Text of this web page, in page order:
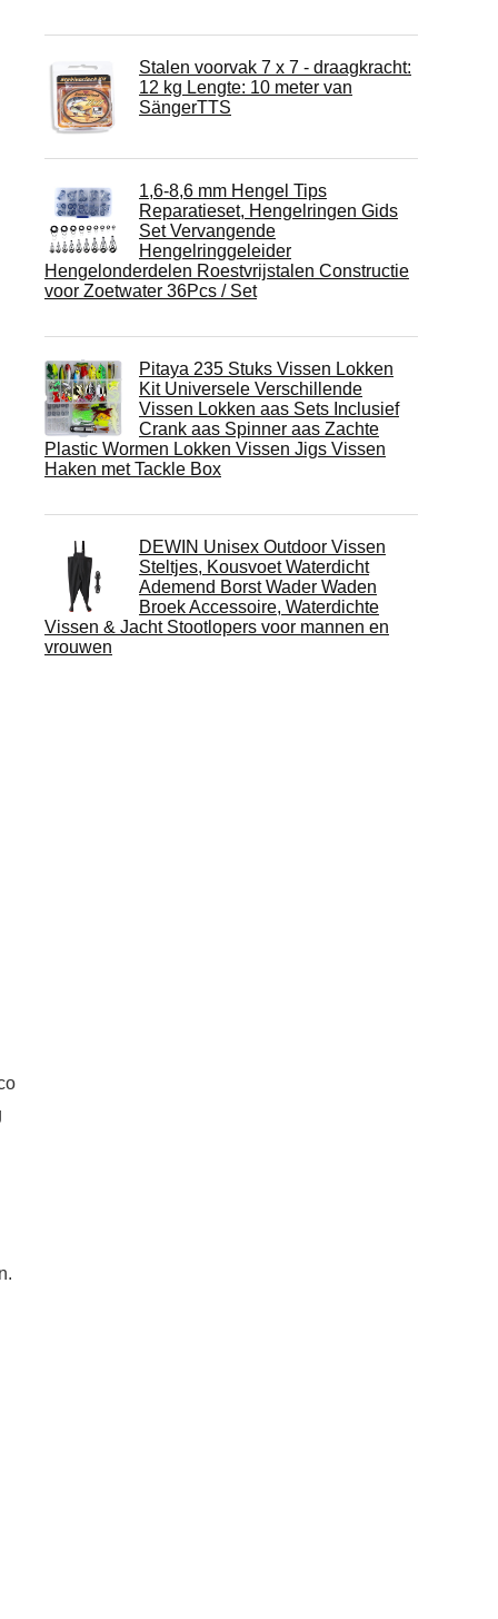
Stalen voorvak 7 x 7 - draagkracht:
12 kg Lengte: 10 meter van
SängerTTS
1,6-8,6 mm Hengel Tips
Reparatieset, Hengelringen Gids
Set Vervangende
Hengelringgeleider
Hengelonderdelen Roestvrijstalen Constructie
voor Zoetwater 36Pcs / Set
Pitaya 235 Stuks Vissen Lokken
Kit Universele Verschillende
Vissen Lokken aas Sets Inclusief
Crank aas Spinner aas Zachte
Plastic Wormen Lokken Vissen Jigs Vissen
Haken met Tackle Box
DEWIN Unisex Outdoor Vissen
Steltjes, Kousvoet Waterdicht
Ademend Borst Wader Waden
Broek Accessoire, Waterdichte
Vissen & Jacht Stootlopers voor mannen en
vrouwen